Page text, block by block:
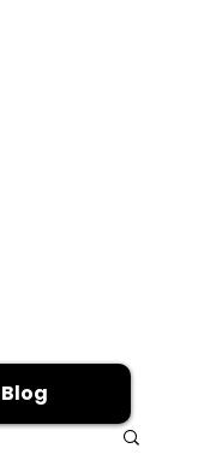
Blog